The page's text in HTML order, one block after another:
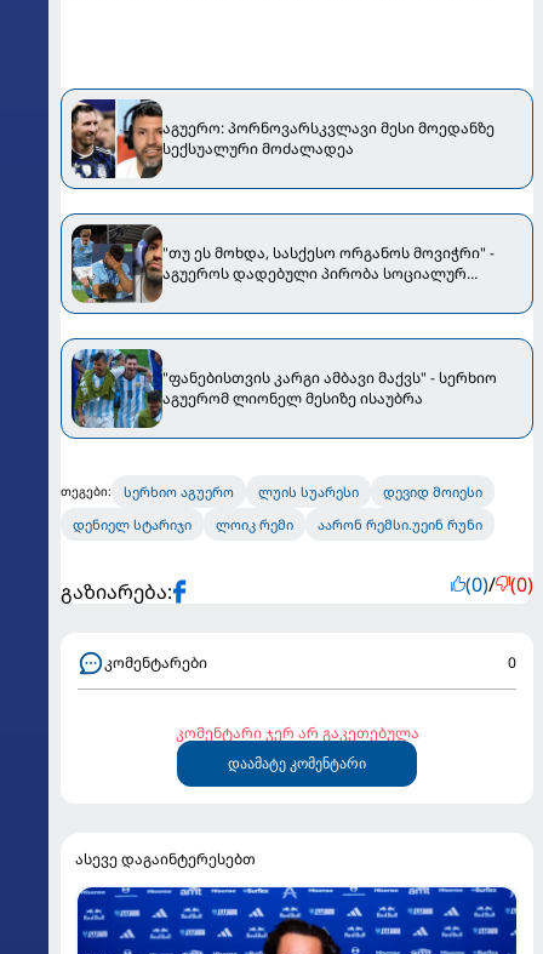
აგუერო: პორნოვარსკვლავი მესი მოედანზე
სექსუალური მოძალადეა
"თუ ეს მოხდა, სასქესო ორგანოს მოვიჭრი" -
აგუეროს დადებული პირობა სოციალურ
"ფანებისთვის კარგი ამბავი მაქვს" - სერხიო
აგუერომ ლიონელ მესიზე ისაუბრა
თეგები: სერხიო აგუერო ლუის სუარესი
დევიდ მოიესი
დენიელ სტარიჯი
ლოიკ რემი აარონ რემსი.უეინ რუნი
გაზიარება: (0)/ (0)
კომენტარები 0
კომენტარი ჯერ არ გაკეთებულა
დაამატე კომენტარი
ასევე დაგაინტერესებთ